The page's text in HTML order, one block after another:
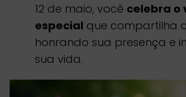
12 de maio, você celebra o
especial que compartilha
honrando sua presença e
sua vida.